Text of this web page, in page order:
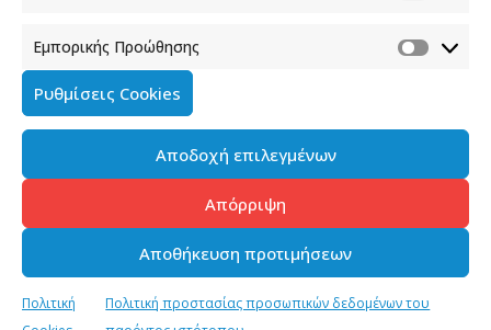
Εμπορικής Προώθησης
Ρυθμίσεις Cookies
Αποδοχή επιλεγμένων
Απόρριψη
Αποθήκευση προτιμήσεων
Πολιτική
Πολιτική προστασίας προσωπικών δεδομένων του